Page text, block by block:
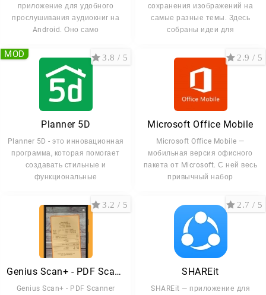
приложение для удобного
прослушивания аудиокниг на
Android. Оно само
сохранения изображений на
самые разные темы. Здесь
собраны идеи для
Planner 5D
Planner 5D - это инновационная
программа, которая помогает
создавать стильные и
функциональные
3.8 / 5
MOD
Microsoft Office Mobile
Microsoft Office Mobile —
мобильная версия офисного
пакета от Microsoft. С ней весь
привычный набор
2.9 / 5
Genius Scan+ - PDF Scanner
Genius Scan+ - PDF Scanner
3.2 / 5
SHAREit
SHAREit — приложение для
2.7 / 5